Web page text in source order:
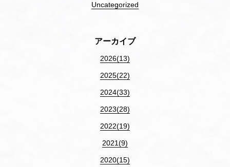
Uncategorized
アーカイブ
2026(13)
2025(22)
2024(33)
2023(28)
2022(19)
2021(9)
2020(15)